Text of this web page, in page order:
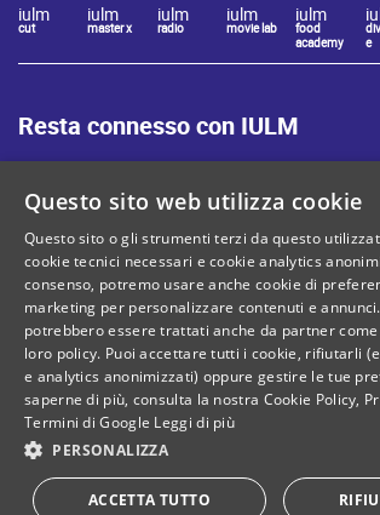
iulm
cut
iulm
master x
iulm
radio
iulm
movie lab
iulm
food
academy
e
Resta connesso con IULM
Mappa del sito
Privacy policy
Cookie Policy
Note legali
Contatti
C. Fiscale: 80071270153
Dona il tuo 5 per mille!
Questo sito web utilizza cookie
Questo sito o gli strumenti terzi da questo
cookie tecnici necessari e cookie analytics
consenso, potremo usare anche cookie di
marketing per personalizzare contenuti e
potrebbero essere trattati anche da partner come
loro policy. Puoi accettare tutti i cookie, rifiutarli
e analytics anonimizzati) oppure gestire le tue
saperne di più, consulta la nostra Cookie Policy,
Termini di Google Leggi di più
PERSONALIZZA
ACCETTA TUTTO